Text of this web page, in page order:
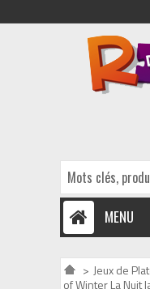
MENU
> Jeux de
of Winter La Nuit